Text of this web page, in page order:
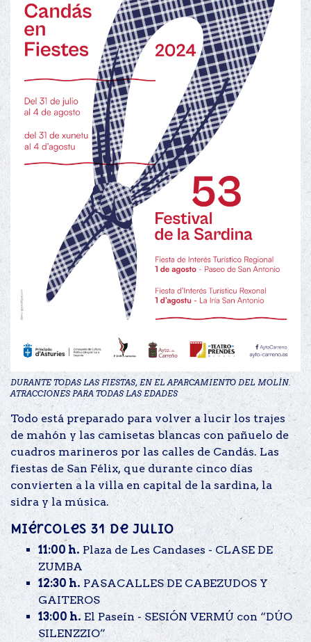
DURANTE TODAS LAS FIESTAS, EN EL APARCAMIENTO DEL MOLÍN.
ATRACCIONES PARA TODAS LAS EDADES
Todo está preparado para volver a lucir los trajes
de mahón y las camisetas blancas con pañuelo de
cuadros marineros por las calles de Candás. Las
fiestas de San Félix, que durante cinco días
convierten a la villa en capital de la sardina, la
sidra y la música.
Miércoles 31 de julio
11:00 h. Plaza de Les Candases - CLASE DE
ZUMBA
12:30 h.PASACALLES DE CABEZUDOS Y
GAITEROS
13:00 h. El Paseín - SESIÓN VERMÚ con “DÚO
SILENZZIO”